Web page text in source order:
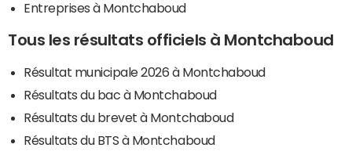
Entreprises à Montchaboud
Tous les résultats officiels à Montchaboud
Résultat municipale 2026 à Montchaboud
Résultats du bac à Montchaboud
Résultats du brevet à Montchaboud
Résultats du BTS à Montchaboud